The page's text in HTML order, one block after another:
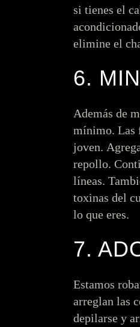
si tienes el
elimine el
6.
Además de
mínimo. Las
joven.
repollo.
líneas.
toxinas del
lo que eres.
7.
Estamos
arreglan las
depilarse y